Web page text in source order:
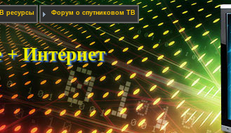
ресурсы Форум о спутниковом ТВ
+ Интернет